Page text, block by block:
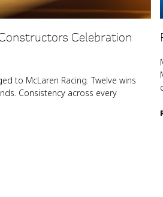
Celebration
to McLaren Racing. Twelve wins
Consistency across every